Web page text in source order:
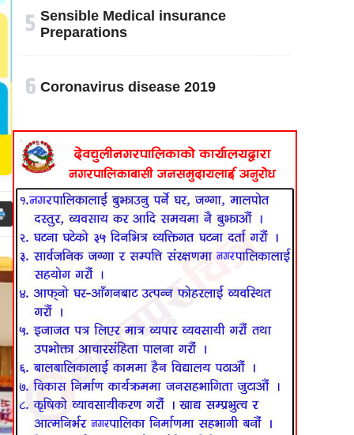
५ Sensible Medical insurance
Preparations
६ Coronavirus disease 2019